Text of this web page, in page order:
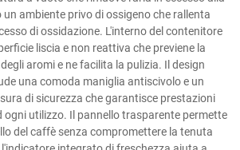
ambiente privo di ossigeno che rallenta
di ossidazione. L'interno del contenitore
liscia e non reattiva che previene la
aromi e ne facilita la pulizia. Il design
una comoda maniglia antiscivolo e un
di sicurezza che garantisce prestazioni
ogni utilizzo. Il pannello trasparente permette
del caffè senza compromettere la tenuta